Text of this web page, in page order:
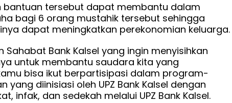
bantuan tersebut dapat membantu dalam
bagi 6 orang mustahik tersebut sehingga
dapat meningkatkan perekonomian keluarga.
Sahabat Bank Kalsel yang ingin menyisihkan
untuk membantu saudara kita yang
bisa ikut berpartisipasi dalam program-
yang diinisiasi oleh UPZ Bank Kalsel dengan
infak, dan sedekah melalui UPZ Bank Kalsel.